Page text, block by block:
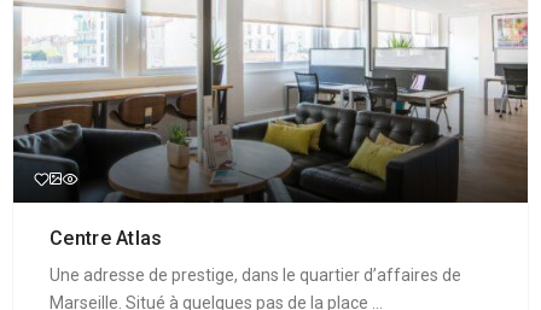
Centre Atlas
Une adresse de prestige, dans le quartier d’affaires de
Marseille. Situé à quelques pas de la place ...